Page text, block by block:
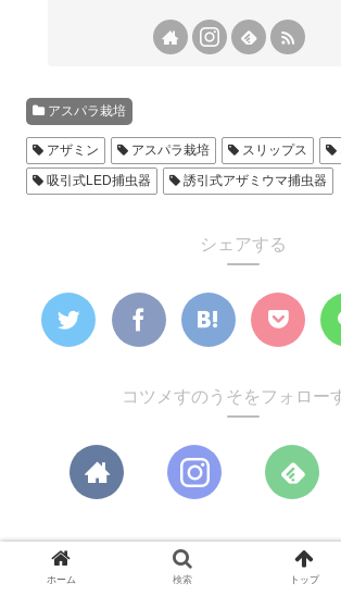
アスパラ栽培
アザミン アスパラ栽培 スリップス
吸引式LED捕虫器
誘引式アザミウマ捕虫器
シェアする
コツメすのうそをフォロー
ホーム 検索 トップ